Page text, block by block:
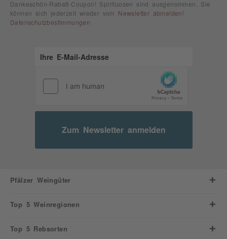
Dankeschön-Rabatt-Coupon! Spirituosen sind ausgenommen. Sie
können sich jederzeit wieder vom Newsletter abmelden !
Datenschutzbestimmungen
Zum Newsletter anmelden
Pfälzer Weingüter
Top 5 Weinregionen
Top 5 Rebsorten